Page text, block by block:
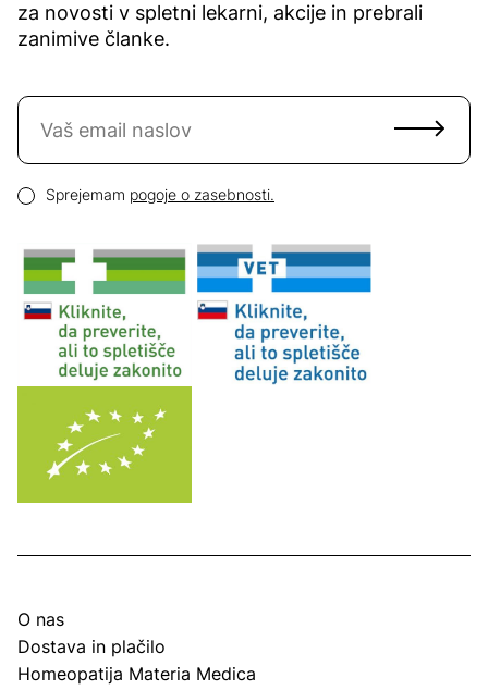
za novosti v spletni lekarni, akcije in prebrali
zanimive članke.
Naročite se na novice
Pogoji zasebnosti
Sprejemam pogoje o zasebnosti.
O nas
Dostava in plačilo
Homeopatija Materia Medica